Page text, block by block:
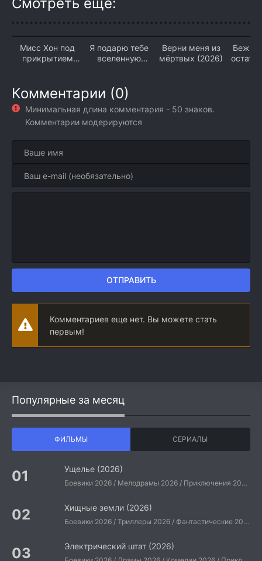
Мисс Хон под
прикрытием
Я подарю тебе
вселенную
Верни меня из
мёртвых (2026)
Комментарии (0)
Минимальная длина комментария - 50 знаков.
Комментарии модерируются
ОТПРАВИТЬ
Комментариев еще нет. Вы можете стать
первым!
Популярные за месяц
ФИЛЬМЫ СЕРИАЛЫ
Ущелье (2026)
Боевики 2026 / Мелодрамы 2026 / Приключения 2026 / Ужасы 2026 / Фантастические 2026 / Зарубежные фильмы 2026 / Американские фильмы / Фильмы 2026
Хищные земли (2026)
Боевики 2026 / Триллеры 2026 / Фантастические 2026 / Зарубежные фильмы 2026 / Американские фильмы / Фильмы 2026
Электрический штат (2026)